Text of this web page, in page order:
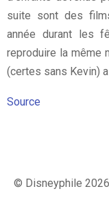
suite sont des
année durant les
reproduire la même
(certes sans Kevin)
Source
© Disneyphile